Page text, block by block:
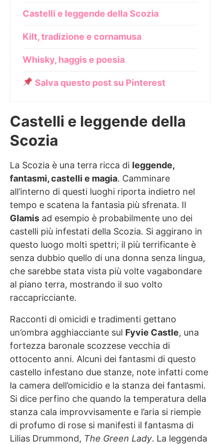
Castelli e leggende della Scozia
Kilt, tradizione e cornamusa
Whisky, haggis e poesia
Salva questo post su Pinterest
Castelli e leggende della
Scozia
La Scozia è una terra ricca di leggende,
fantasmi, castelli e magia. Camminare
all’interno di questi luoghi riporta indietro nel
tempo e scatena la fantasia più sfrenata. Il
Glamis ad esempio è probabilmente uno dei
castelli più infestati della Scozia. Si aggirano in
questo luogo molti spettri; il più terrificante è
senza dubbio quello di una donna senza lingua,
che sarebbe stata vista più volte vagabondare
al piano terra, mostrando il suo volto
raccapricciante.
Racconti di omicidi e tradimenti gettano
un’ombra agghiacciante sul Fyvie Castle, una
fortezza baronale scozzese vecchia di
ottocento anni. Alcuni dei fantasmi di questo
castello infestano due stanze, note infatti come
la camera dell’omicidio e la stanza dei fantasmi.
Si dice perfino che quando la temperatura della
stanza cala improvvisamente e l’aria si riempie
di profumo di rose si manifesti il fantasma di
Lilias Drummond, The Green Lady. La leggenda